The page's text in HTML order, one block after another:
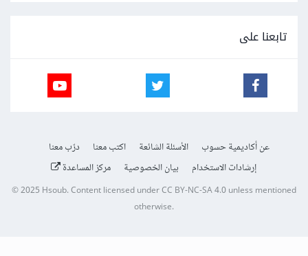
تابعنا على
عن أكاديمية حسوب الأسئلة الشائعة اكتب معنا
درّب معنا
إرشادات الاستخدام
بيان الخصوصية مركز المساعدة
© 2025Hsoub.Content licensed underCC BY-NC-SA 4.0unless mentioned
otherwise.